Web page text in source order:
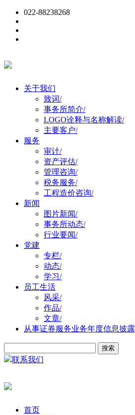
022-88238268
关于我们
致词/
事务所简介/
LOGO诠释与名称解读/
主要客户/
服务
审计/
资产评估/
管理咨询/
税务服务/
工程造价咨询/
新闻
图片新闻/
事务所动态/
行业要闻/
党建
专栏/
动态/
学习/
员工生活
风采/
作品/
文章/
从事证券服务业务年度信息披露
联系我们
首页